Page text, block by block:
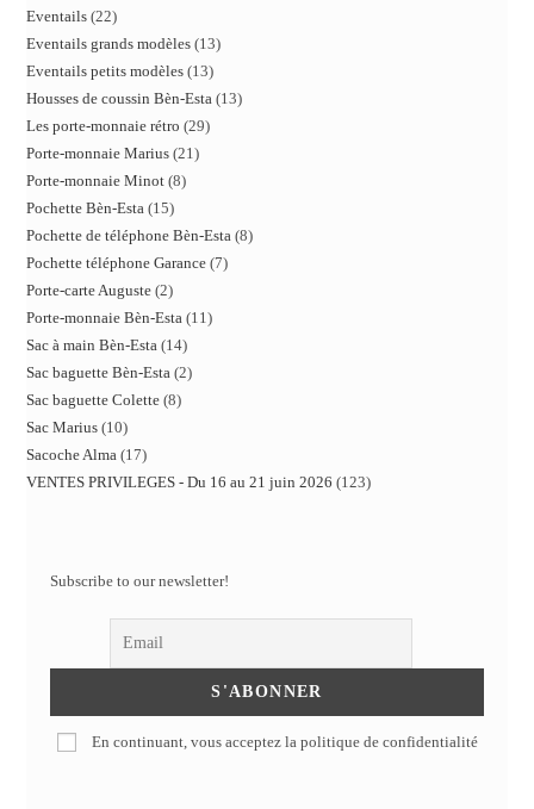
Eventails 22
Eventails grands modèles 13
Eventails petits modèles 13
Housses de coussin Bèn-Esta 13
Les porte-monnaie rétro 29
Porte-monnaie Marius 21
Porte-monnaie Minot 8
Pochette Bèn-Esta 15
Pochette de téléphone Bèn-Esta 8
Pochette téléphone Garance 7
Porte-carte Auguste 2
Porte-monnaie Bèn-Esta 11
Sac à main Bèn-Esta 14
Sac baguette Bèn-Esta 2
Sac baguette Colette 8
Sac Marius 10
Sacoche Alma 17
VENTES PRIVILEGES - Du 16 au 21 juin 2026 123
Subscribe to our newsletter!
En continuant, vous acceptez la politique de confidentialité